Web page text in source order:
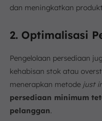
dan meningkatkan
2. Optimalisasi
Pengelolaan persediaan
kehabisan stok atau
menerapkan metode just
persediaan minimum
pelanggan.